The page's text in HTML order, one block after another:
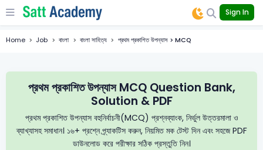
Sign In
Home Job বাংলা বাংলা সাহিত্য প্রথম প্রকাশিত উপন্যাস > MCQ
প্রথম প্রকাশিত উপন্যাস MCQ Question Bank,
Solution & PDF
প্রথম প্রকাশিত উপন্যাস বহুনির্বাচনী(MCQ) প্রশ্নব্যাংক, নির্ভুল উত্তরমালা ও
ব্যাখ্যাসহ সমাধান। ১৬+ প্রশ্নে প্র্যাকটিস করুন, নিয়মিত মক টেস্ট দিন এবং সহজে PDF
ডাউনলোড করে পরীক্ষার সঠিক প্রস্তুতি নিন।